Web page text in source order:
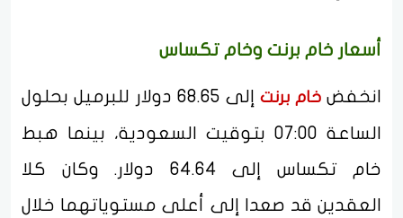
أسعار خام برنت وخام تكساس
انخفضخام برنت
إلى 68.65 دولار للبرميل بحلول
الساعة 07:00 بتوقيت السعودية، بينما هبط
خام تكساس إلى 64.64 دولار. وكان كلا
العقدين قد صعدا إلى أعلى مستوياتهما خلال